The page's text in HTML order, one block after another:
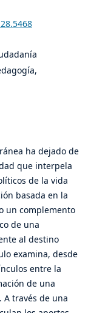
ha dejado de
que interpela
de la vida
basada en la
un complemento
de una
al destino
examina, desde
entre la
de una
través de una